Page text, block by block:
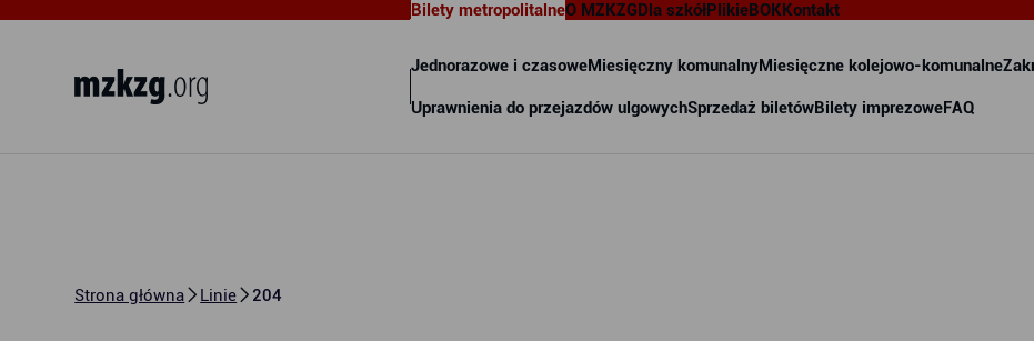
Bilety metropolitalne
Jednorazowe i czasoweMiesięczny komunalnyMiesięczne kolejowo-komunalne
Uprawnienia do przejazdów ulgowychSprzedaż biletówBilety imprezoweFAQ
O MZKZGDla szkółPlikieBOKKontakt
Strona główna Linie 204